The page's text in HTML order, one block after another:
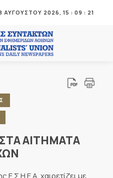
ΑΥΓΟΥΣΤΟΥ 2026, 15 : 09 : 22
ΑΙΤΗΜΑΤΑ
Ε.Σ.Η.Ε.Α. χαιρετίζει με